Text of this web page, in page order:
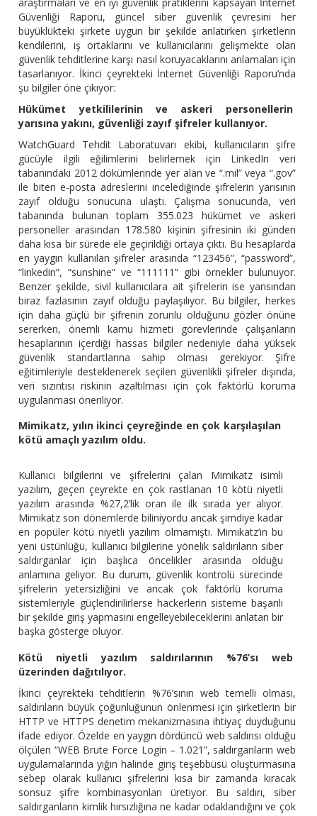
araştırmaları ve en iyi güvenlik pratiklerini kapsayan İnternet
Güvenliği Raporu, güncel siber güvenlik çevresini her
büyüklükteki şirkete uygun bir şekilde anlatırken şirketlerin
kendilerini, iş ortaklarını ve kullanıcılarını gelişmekte olan
güvenlik tehditlerine karşı nasıl koruyacaklarını anlamaları için
tasarlanıyor. İkinci çeyrekteki İnternet Güvenliği Raporu’nda
şu bilgiler öne çıkıyor:
Hükümet yetkililerinin ve askeri personellerin
yarısına yakını, güvenliği zayıf şifreler kullanıyor.
WatchGuard Tehdit Laboratuvarı ekibi, kullanıcıların şifre
gücüyle ilgili eğilimlerini belirlemek için LinkedIn veri
tabanındaki 2012 dökümlerinde yer alan ve “.mil” veya “.gov”
ile biten e-posta adreslerini incelediğinde şifrelerin yarısının
zayıf olduğu sonucuna ulaştı. Çalışma sonucunda, veri
tabanında bulunan toplam 355.023 hükümet ve askeri
personeller arasından 178.580 kişinin şifresinin iki günden
daha kısa bir sürede ele geçirildiği ortaya çıktı. Bu hesaplarda
en yaygın kullanılan şifreler arasında “123456”, “password”,
“linkedin”, “sunshine” ve “111111” gibi örnekler bulunuyor.
Benzer şekilde, sivil kullanıcılara ait şifrelerin ise yarısından
biraz fazlasının zayıf olduğu paylaşılıyor. Bu bilgiler, herkes
için daha güçlü bir şifrenin zorunlu olduğunu gözler önüne
sererken, önemli kamu hizmeti görevlerinde çalışanların
hesaplarının içerdiği hassas bilgiler nedeniyle daha yüksek
güvenlik standartlarına sahip olması gerekiyor. Şifre
eğitimleriyle desteklenerek seçilen güvenlikli şifreler dışında,
veri sızıntısı riskinin azaltılması için çok faktörlü koruma
uygulanması öneriliyor.
Mimikatz, yılın ikinci çeyreğinde en çok karşılaşılan
kötü amaçlı yazılım oldu.
Kullanıcı bilgilerini ve şifrelerini çalan Mimikatz isimli
yazılım, geçen çeyrekte en çok rastlanan 10 kötü niyetli
yazılım arasında %27,2’lik oran ile ilk sırada yer alıyor.
Mimikatz son dönemlerde biliniyordu ancak şimdiye kadar
en popüler kötü niyetli yazılım olmamıştı. Mimikatz’ın bu
yeni üstünlüğü, kullanıcı bilgilerine yönelik saldırıların siber
saldırganlar için başlıca öncelikler arasında olduğu
anlamına geliyor. Bu durum, güvenlik kontrolü sürecinde
şifrelerin yetersizliğini ve ancak çok faktörlü koruma
sistemleriyle güçlendirilirlerse hackerlerin sisteme başarılı
bir şekilde giriş yapmasını engelleyebileceklerini anlatan bir
başka gösterge oluyor.
Kötü niyetli yazılım saldırılarının %76’sı web
üzerinden dağıtılıyor.
İkinci çeyrekteki tehditlerin %76’sının web temelli olması,
saldırıların büyük çoğunluğunun önlenmesi için şirketlerin bir
HTTP ve HTTPS denetim mekanizmasına ihtiyaç duyduğunu
ifade ediyor. Özelde en yaygın dördüncü web saldırısı olduğu
ölçülen “WEB Brute Force Login – 1.021”, saldırganların web
uygulamalarında yığın halinde giriş teşebbüsü oluşturmasına
sebep olarak kullanıcı şifrelerini kısa bir zamanda kıracak
sonsuz şifre kombinasyonları üretiyor. Bu saldırı, siber
saldırganların kimlik hırsızlığına ne kadar odaklandığını ve çok